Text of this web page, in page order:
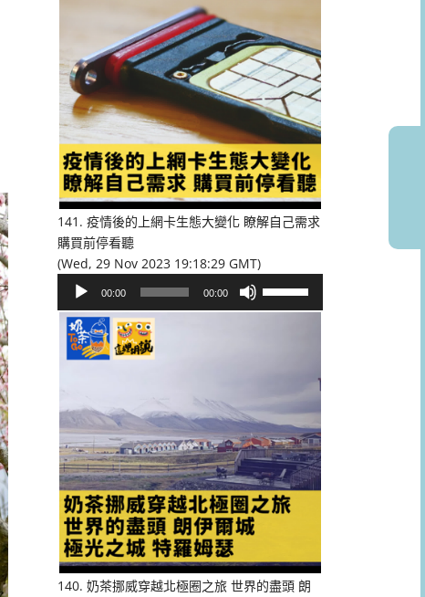
鍵
以
提
高
或
降
低
音
量。
141. 疫情後的上網卡生態大變化 瞭解自己需求
購買前停看聽
(Wed, 29 Nov 2023 19:18:29 GMT)
播
放
00:00 00:00
以
提
高
或
降
量。
140. 奶茶挪威穿越北極圈之旅 世界的盡頭 朗